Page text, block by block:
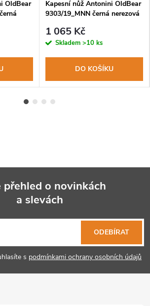
OldBear
Kapesní nůž Antonini OldBear
9303/19_MNN černá nerezová
černá
1 065 Kč
Skladem >10 ks
DO KOŠÍKU
přehled o novinkách
a slevách
s podmínkami ochrany osobních údajů
ODEBÍRAT